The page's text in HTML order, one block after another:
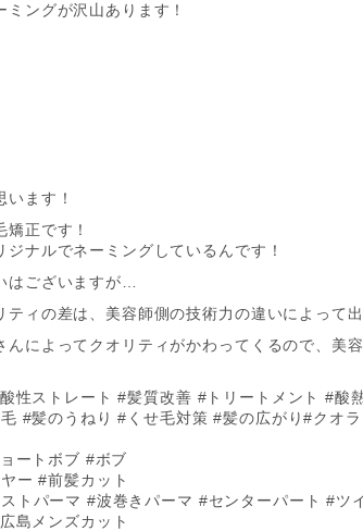
ングが沢山あります！
います！
正です！
ナルでネーミングしているんです！
はございますが…
ィの差は、美容師側の技術力の違いによって出
んによってクオリティがかわってくるので、美
性ストレート #髪質改善 #トリートメント #酸
#髪のうねり #くせ毛対策 #髪の広がり#クオ
ートボブ #ボブ
ー #前髪カット
トパーマ #波巻きパーマ #センターパート #ツ
島メンズカット